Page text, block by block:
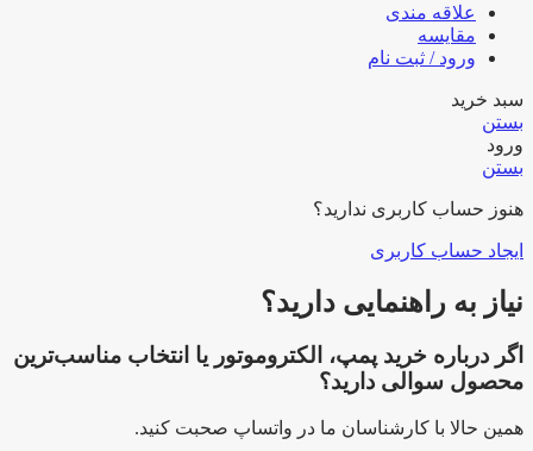
علاقه مندی
مقایسه
ورود / ثبت نام
سبد خرید
بستن
ورود
بستن
هنوز حساب کاربری ندارید؟
ایجاد حساب کاربری
نیاز به راهنمایی دارید؟
اگر درباره خرید پمپ، الکتروموتور یا انتخاب مناسب‌ترین
محصول سوالی دارید؟
همین حالا با کارشناسان ما در واتساپ صحبت کنید.